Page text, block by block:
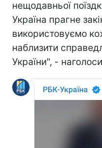
нещодавньої
Україна прагне
використовуємо
наблизити
України", -